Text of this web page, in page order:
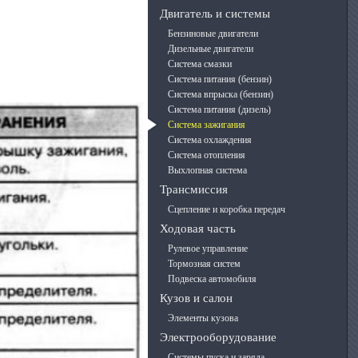
Двигатель и системы
Бензиновые двигатели
Дизельные двигатели
Система смазки
Система питания (бензин)
Система впрыска (бензин)
Система питания (дизель)
Система зажигания
Система охлаждения
Система отопления
Выхлопная система
Трансмиссия
Сцепление и коробка передач
Ходовая часть
Рулевое управление
Тормозная систем
Подвеска автомобиля
Кузов и салон
Элементы кузова
Электрооборудование